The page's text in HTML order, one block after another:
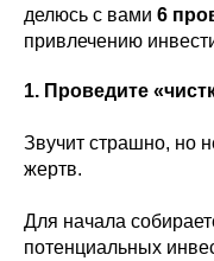
делюсь с вами 6
привлечению
1. Проведите
Звучит страшно, но
жертв.
Для начала
потенциальных